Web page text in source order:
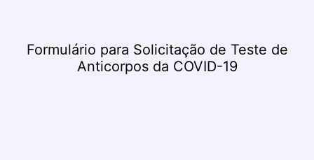
Formulário para Solicitação de Teste de
Anticorpos da COVID-19